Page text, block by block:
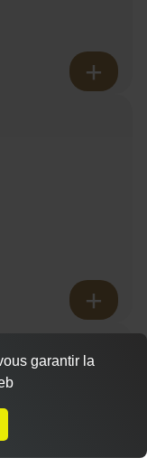
Compte
garantir la